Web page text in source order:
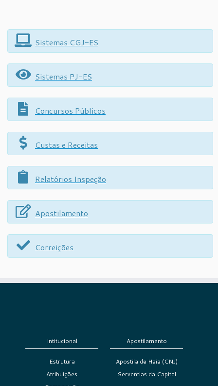
Sistemas CGJ-ES
Sistemas PJ-ES
Concursos Públicos
Custas e Receitas
Relatórios Inspeção
Apostilamento
Correições
Intitucional
Estrutura
Atribuições
Apostilamento
Apostila de Haia (CNJ)
Serventias da Capital